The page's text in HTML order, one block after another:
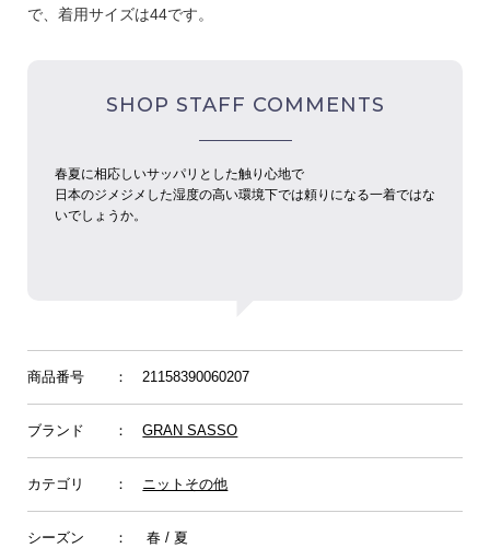
で、着用サイズは44です。
SHOP STAFF COMMENTS
春夏に相応しいサッパリとした触り心地で
日本のジメジメした湿度の高い環境下では頼りになる一着ではな
いでしょうか。
商品番号 ： 21158390060207
ブランド ：GRAN SASSO
カテゴリ ： ニットその他
シーズン ： 春 / 夏